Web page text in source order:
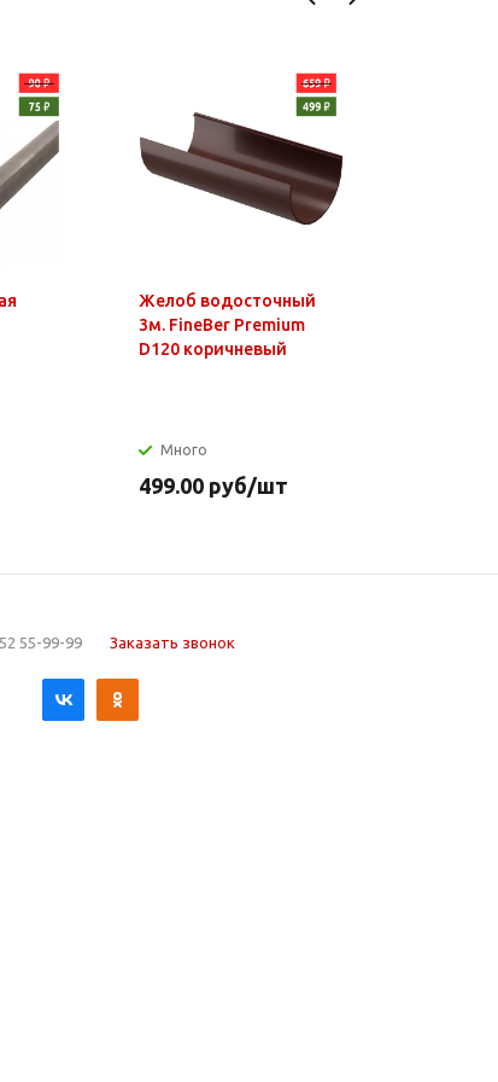
Желоб водосточный
3м. FineBer Premium
D120 коричневый
Много
499.00 руб/шт
55-99-99 Заказать звонок